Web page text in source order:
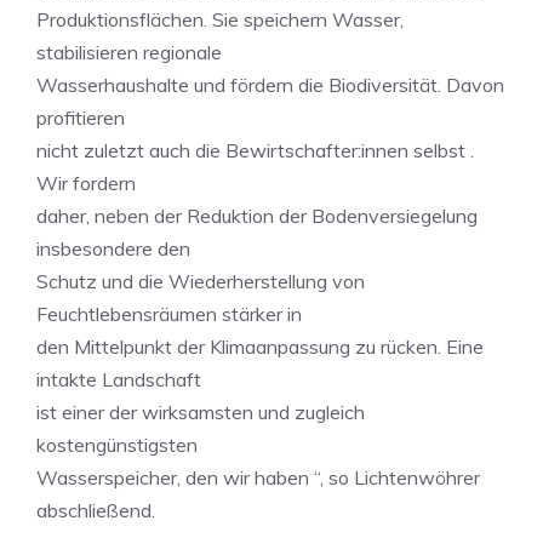
Produktionsflächen. Sie speichern Wasser,
stabilisieren regionale
Wasserhaushalte und fördern die Biodiversität. Davon
profitieren
nicht zuletzt auch die Bewirtschafter:innen selbst .
Wir fordern
daher, neben der Reduktion der Bodenversiegelung
insbesondere den
Schutz und die Wiederherstellung von
Feuchtlebensräumen stärker in
den Mittelpunkt der Klimaanpassung zu rücken. Eine
intakte Landschaft
ist einer der wirksamsten und zugleich
kostengünstigsten
Wasserspeicher, den wir haben “, so Lichtenwöhrer
abschließend.